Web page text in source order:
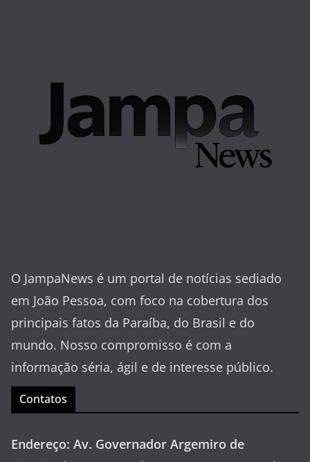
O JampaNews é um portal de notícias sediado
em João Pessoa, com foco na cobertura dos
principais fatos da Paraíba, do Brasil e do
mundo. Nosso compromisso é com a
informação séria, ágil e de interesse público.
Contatos
Endereço: Av. Governador Argemiro de